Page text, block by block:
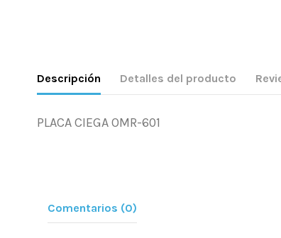
Descripción Detalles del producto
PLACA CIEGA OMR-601
Comentarios (0)